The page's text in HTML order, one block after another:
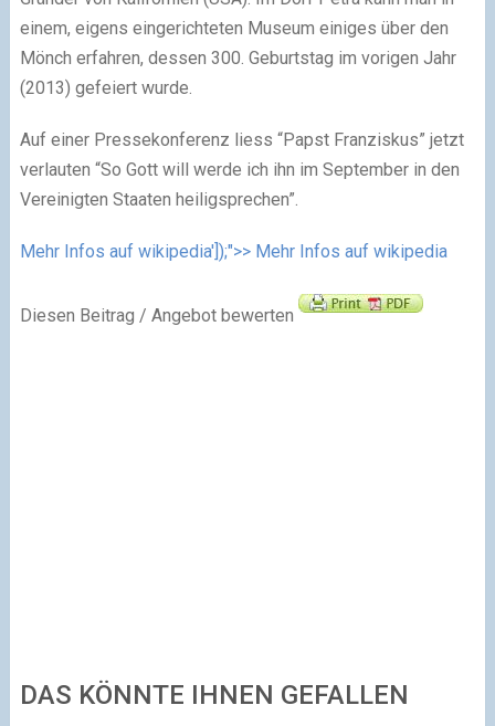
einem, eigens eingerichteten Museum einiges über den
Mönch erfahren, dessen 300. Geburtstag im vorigen Jahr
(2013) gefeiert wurde.
Auf einer Pressekonferenz liess “Papst Franziskus” jetzt
verlauten “So Gott will werde ich ihn im September in den
Vereinigten Staaten heiligsprechen”.
Mehr Infos auf wikipedia']);">> Mehr Infos auf wikipedia
Diesen Beitrag / Angebot bewerten
DAS KÖNNTE IHNEN GEFALLEN